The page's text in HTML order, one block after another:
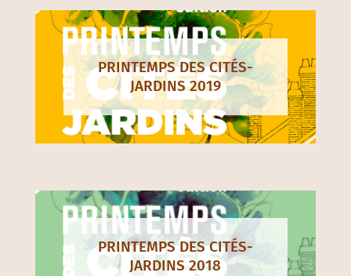
PRINTEMPS DES CITÉS-
JARDINS 2019
PRINTEMPS DES CITÉS-
JARDINS 2018